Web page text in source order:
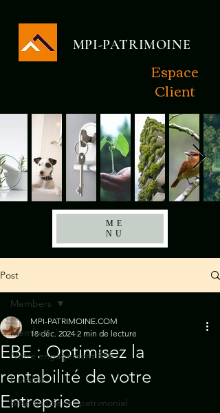
MPI-PATRIMOINE
ME
NU
Espace
Client
Post
Members
Notre engagement RSE
Fiscalité
Bilan fiancier et patrimonial
Members
EBE : Optimisez la
rentabilité de votre
Entreprise
MPI-PATRIMOINE.COM
18 déc. 2024 2 min de lecture